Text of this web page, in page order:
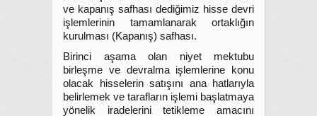
ve kapanış safhası dediğimiz hisse devri
işlemlerinin tamamlanarak ortaklığın
kurulması (Kapanış) safhası.
Birinci aşama olan niyet mektubu
birleşme ve devralma işlemlerine konu
olacak hisselerin satışını ana hatlarıyla
belirlemek ve tarafların işlemi başlatmaya
yönelik iradelerini tetikleme amacını